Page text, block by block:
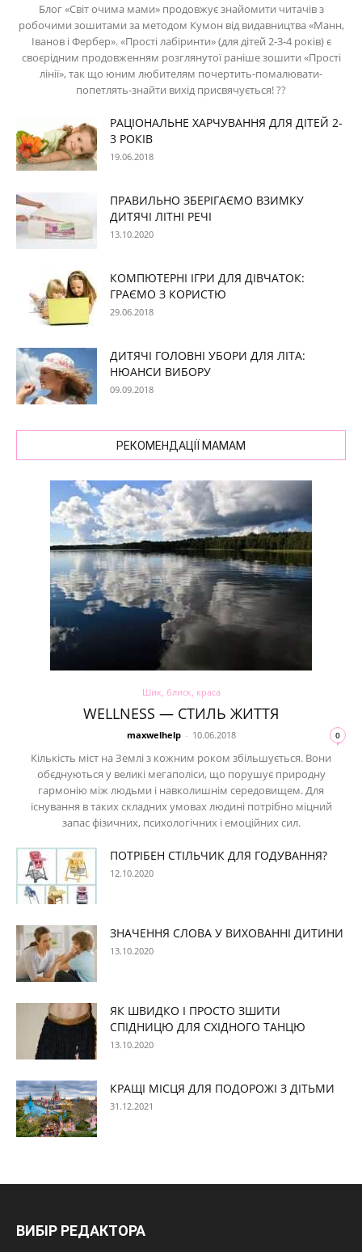
Блог «Світ очима мами» продовжує знайомити читачів з
робочими зошитами за методом Кумон від видавництва «Манн,
Іванов і Фербер». «Прості лабіринти» (для дітей 2-3-4 років) є
своєрідним продовженням розглянутої раніше зошити «Прості
лінії», так що юним любителям почертить-помалювати-
попетлять-знайти вихід присвячується! ??
РАЦІОНАЛЬНЕ ХАРЧУВАННЯ ДЛЯ ДІТЕЙ 2-
3 РОКІВ
19.06.2018
ПРАВИЛЬНО ЗБЕРІГАЄМО ВЗИМКУ
ДИТЯЧІ ЛІТНІ РЕЧІ
13.10.2020
КОМПЮТЕРНІ ІГРИ ДЛЯ ДІВЧАТОК:
ГРАЄМО З КОРИСТЮ
29.06.2018
ДИТЯЧІ ГОЛОВНІ УБОРИ ДЛЯ ЛІТА:
НЮАНСИ ВИБОРУ
09.09.2018
РЕКОМЕНДАЦІЇ МАМАМ
Шик, блиск, краса
WELLNESS — СТИЛЬ ЖИТТЯ
maxwelhelp - 10.06.2018 0
Кількість міст на Землі з кожним роком збільшується. Вони
обєднуються у великі мегаполіси, що порушує природну
гармонію між людьми і навколишнім середовищем. Для
існування в таких складних умовах людині потрібно міцний
запас фізичних, психологічних і емоційних сил.
ПОТРІБЕН СТІЛЬЧИК ДЛЯ ГОДУВАННЯ?
12.10.2020
ЗНАЧЕННЯ СЛОВА У ВИХОВАННІ ДИТИНИ
13.10.2020
ЯК ШВИДКО І ПРОСТО ЗШИТИ
СПІДНИЦЮ ДЛЯ СХІДНОГО ТАНЦЮ
13.10.2020
КРАЩІ МІСЦЯ ДЛЯ ПОДОРОЖІ З ДІТЬМИ
31.12.2021
ВИБІР РЕДАКТОРА